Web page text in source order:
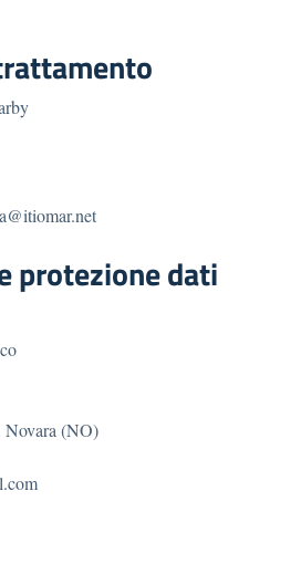
protezione dati
Novara (NO)